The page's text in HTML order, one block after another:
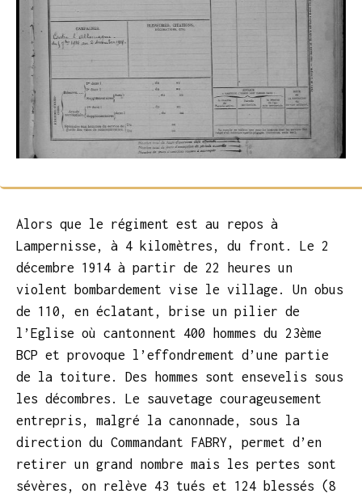
Alors que le régiment est au repos à
Lampernisse, à 4 kilomètres, du front. Le 2
décembre 1914 à partir de 22 heures un
violent bombardement vise le village. Un obus
de 110, en éclatant, brise un pilier de
l’Eglise où cantonnent 400 hommes du 23ème
BCP et provoque l’effondrement d’une partie
de la toiture. Des hommes sont ensevelis sous
les décombres. Le sauvetage courageusement
entrepris, malgré la canonnade, sous la
direction du Commandant FABRY, permet d’en
retirer un grand nombre mais les pertes sont
sévères, on relève 43 tués et 124 blessés (8